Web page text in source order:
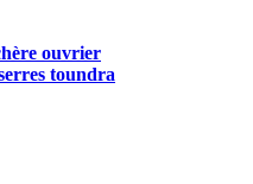
ouvrier
toundra